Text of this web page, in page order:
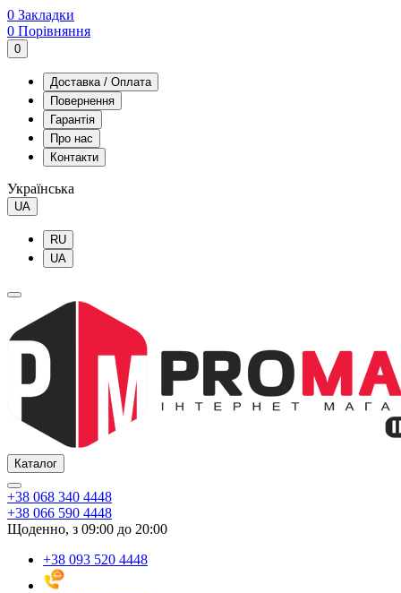
0 Закладки
0 Порівняння
0
Доставка / Оплата
Повернення
Гарантія
Про нас
Контакти
Українська
UA
RU
UA
Каталог
+38 068 340 4448
+38 066 590 4448
Щоденно, з 09:00 до 20:00
+38 093 520 4448